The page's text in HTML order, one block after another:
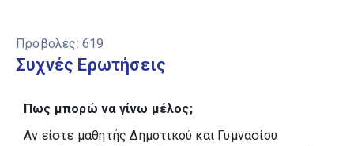
Προβολές: 619
Συχνές Ερωτήσεις
Πως μπορώ να γίνω μέλος;
Αν είστε μαθητής Δημοτικού και Γυμνασίου